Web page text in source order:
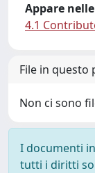
Appare
4.1
File in questo
Non ci sono
I documenti
tutti i diritti